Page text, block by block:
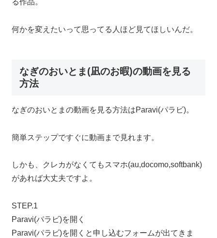
る作品。
何かを変えたいって思ってる人ほど見てほしいんだ。
なぎのおいとま(凪のお暇)の動画を見る
方法
なぎのおいとまの動画を見る方法はParavi(パラビ)。
簡単ステップですぐに動画まで見れます。
しかも、
クレカがなくてもスマホ(au,docomo,softbank)
があれば大丈夫ですよ。
STEP.1
Paravi(パラビ)を開く
Paravi(パラビ)を開くと申し込むフォームが出てきま